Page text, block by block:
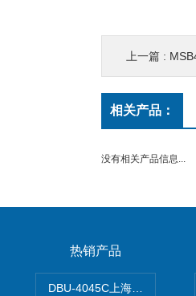
上一篇 :
相关产品：
没有相关产品信息...
热销产品
DBU-4045C上海鹰峰制动单